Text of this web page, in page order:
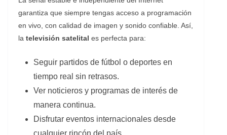
garantiza que siempre tengas acceso a programación
en vivo, con calidad de imagen y sonido confiable. Así,
la televisión satelital es perfecta para:
Seguir partidos de fútbol o deportes en
tiempo real sin retrasos.
Ver noticieros y programas de interés de
manera continua.
Disfrutar eventos internacionales desde
cualquier rincón del país.